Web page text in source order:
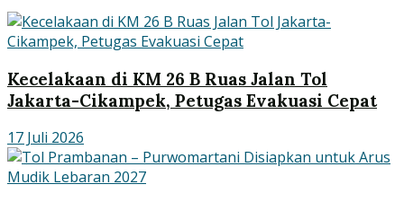
Kecelakaan di KM 26 B Ruas Jalan Tol
Jakarta-Cikampek, Petugas Evakuasi Cepat
17 Juli 2026